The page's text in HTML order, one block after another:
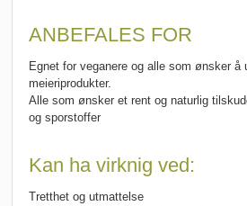
ANBEFALES FOR
Egnet for veganere og alle som ønsker å
meieriprodukter.
Alle som ønsker et rent og naturlig
og sporstoffer
Kan ha virknig ved:
Tretthet og utmattelse